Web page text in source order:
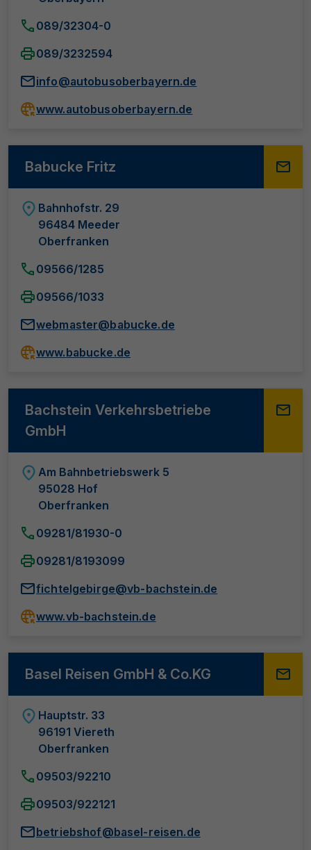
089/32304-0
089/3232594
info@autobusoberbayern.de
www.autobusoberbayern.de
Babucke Fritz
Bahnhofstr. 29
96484 Meeder
Oberfranken
09566/1285
09566/1033
webmaster@babucke.de
www.babucke.de
Bachstein Verkehrsbetriebe
GmbH
Am Bahnbetriebswerk 5
95028 Hof
Oberfranken
09281/81930-0
09281/8193099
fichtelgebirge@vb-bachstein.de
www.vb-bachstein.de
Basel Reisen GmbH & Co.KG
Hauptstr. 33
96191 Viereth
Oberfranken
09503/92210
09503/922121
betriebshof@basel-reisen.de